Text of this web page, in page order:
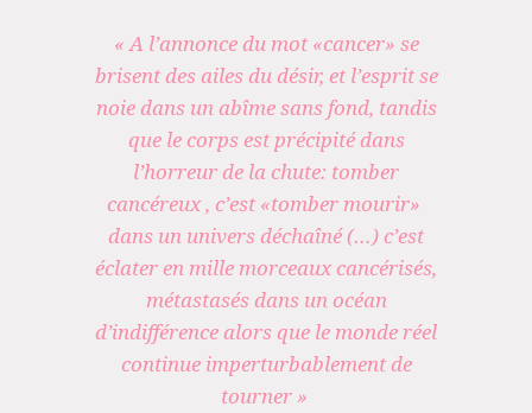
« A l’annonce du mot «cancer» se
brisent des ailes du désir, et l’esprit se
noie dans un abîme sans fond, tandis
que le corps est précipité dans
l’horreur de la chute: tomber
cancéreux , c’est «tomber mourir»
dans un univers déchaîné (…) c’est
éclater en mille morceaux cancérisés,
métastasés dans un océan
d’indifférence alors que le monde réel
continue imperturbablement de
tourner »